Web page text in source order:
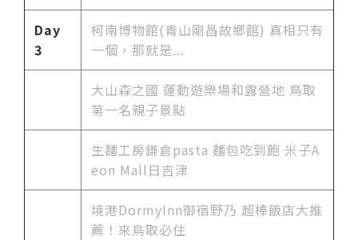
Day
3
柯南博物館(青山剛昌故鄉館) 真相只有
一個，那就是...
大山森之國 運動遊樂場和露營地 鳥取
第一名親子景點
生麵工房鎌倉pasta 麵包吃到飽 米子A
eon Mall日吉津
境港DormyInn御宿野乃 超棒飯店大推
薦！來鳥取必住